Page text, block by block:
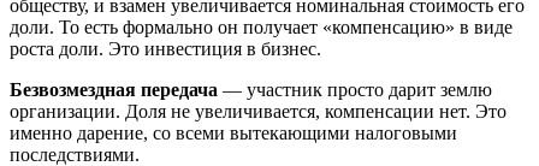
обществу, и взамен увеличивается номинальная стоимость его
доли. То есть формально он получает «компенсацию» в виде
роста доли. Это инвестиция в бизнес.
Безвозмездная передача — участник просто дарит землю
организации. Доля не увеличивается, компенсации нет. Это
именно дарение, со всеми вытекающими налоговыми
последствиями.